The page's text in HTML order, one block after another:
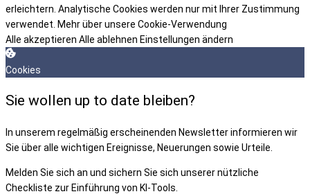
erleichtern. Analytische Cookies werden nur mit Ihrer Zustimmung
verwendet. Mehr über unsere Cookie-Verwendung
Alle akzeptieren Alle ablehnen Einstellungen ändern
Cookies
Sie wollen up to date bleiben?
In unserem regelmäßig erscheinenden Newsletter informieren wir
Sie über alle wichtigen Ereignisse, Neuerungen sowie Urteile.
Melden Sie sich an und sichern Sie sich unserer nützliche
Checkliste zur Einführung von KI-Tools.